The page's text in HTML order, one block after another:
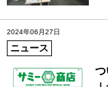
2024年06月27日
ニュース
つ